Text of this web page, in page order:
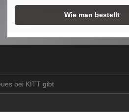
Wie man bestellt
bei KITT gibt